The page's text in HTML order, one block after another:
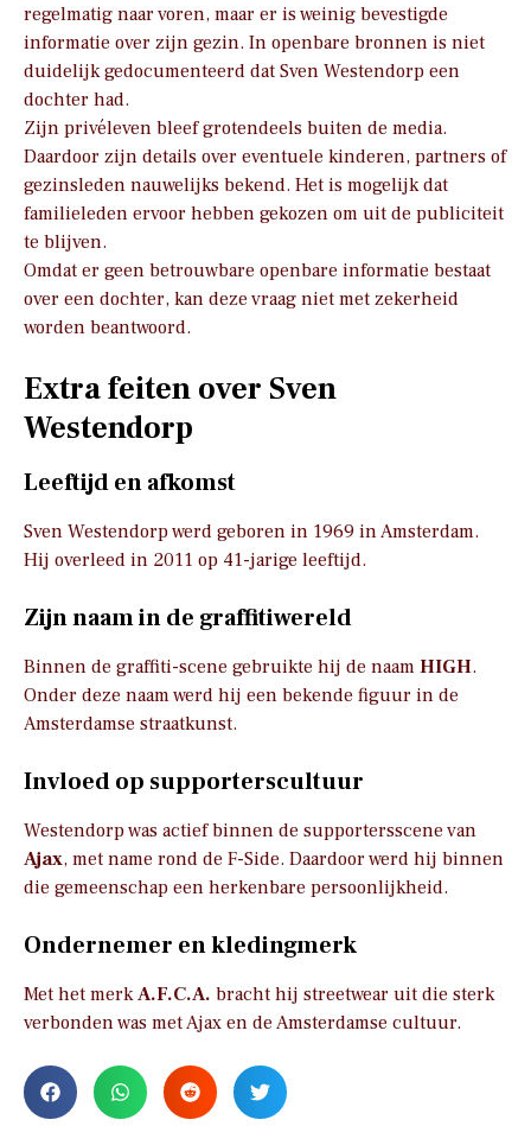
regelmatig naar voren, maar er is weinig bevestigde
informatie over zijn gezin. In openbare bronnen is niet
duidelijk gedocumenteerd dat Sven Westendorp een
dochter had.
Zijn privéleven bleef grotendeels buiten de media.
Daardoor zijn details over eventuele kinderen, partners of
gezinsleden nauwelijks bekend. Het is mogelijk dat
familieleden ervoor hebben gekozen om uit de publiciteit
te blijven.
Omdat er geen betrouwbare openbare informatie bestaat
over een dochter, kan deze vraag niet met zekerheid
worden beantwoord.
Extra feiten over Sven
Westendorp
Leeftijd en afkomst
Sven Westendorp werd geboren in 1969 in Amsterdam.
Hij overleed in 2011 op 41-jarige leeftijd.
Zijn naam in de graffitiwereld
Binnen de graffiti-scene gebruikte hij de naam HIGH.
Onder deze naam werd hij een bekende figuur in de
Amsterdamse straatkunst.
Invloed op supporterscultuur
Westendorp was actief binnen de supportersscene van
Ajax, met name rond de F-Side. Daardoor werd hij binnen
die gemeenschap een herkenbare persoonlijkheid.
Ondernemer en kledingmerk
Met het merkA.F.C.A. bracht hij streetwear uit die sterk
verbonden was met Ajax en de Amsterdamse cultuur.